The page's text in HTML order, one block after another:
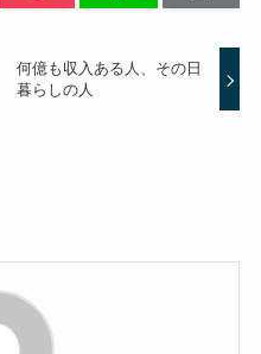
何億も収入ある人、その日
暮らしの人